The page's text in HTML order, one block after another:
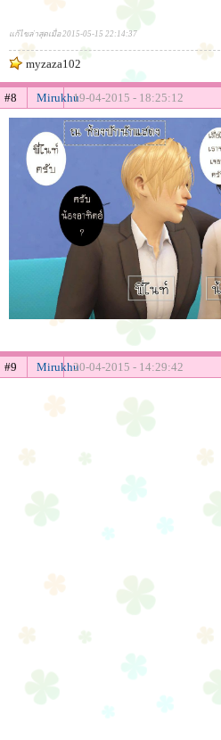
แก้ไขล่าสุดเมื่อ 2015-05-15 22:14:37
myzaza102
#8 Mirukhu19-04-2015 - 18:25:12
#9 Mirukhu20-04-2015 - 14:29:42